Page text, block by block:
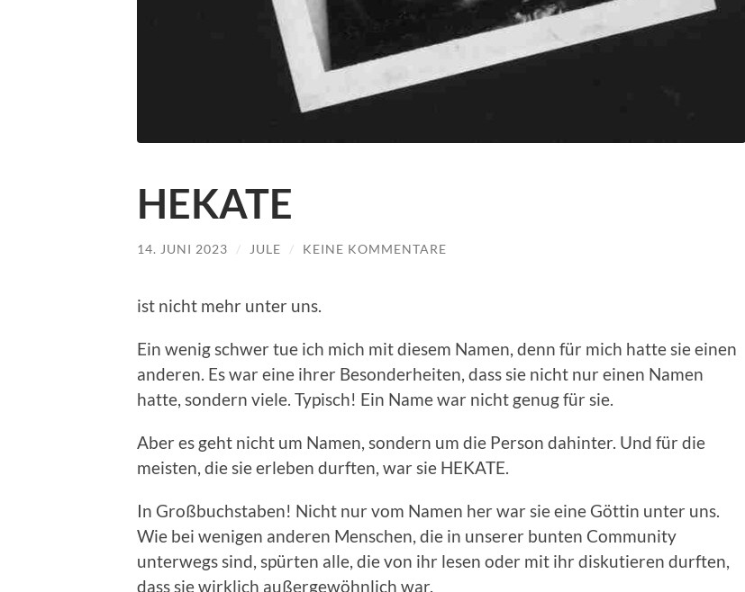
HEKATE
14. JUNI 2023 / JULE / KEINE KOMMENTARE
ist nicht mehr unter uns.
Ein wenig schwer tue ich mich mit diesem Namen, denn für mich hatte sie einen
anderen. Es war eine ihrer Besonderheiten, dass sie nicht nur einen Namen
hatte, sondern viele. Typisch! Ein Name war nicht genug für sie.
Aber es geht nicht um Namen, sondern um die Person dahinter. Und für die
meisten, die sie erleben durften, war sie HEKATE.
In Großbuchstaben! Nicht nur vom Namen her war sie eine Göttin unter uns.
Wie bei wenigen anderen Menschen, die in unserer bunten Community
unterwegs sind, spürten alle, die von ihr lesen oder mit ihr diskutieren durften,
dass sie wirklich außergewöhnlich war.